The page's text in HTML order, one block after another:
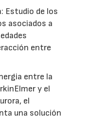
Estudio de los
asociados a
entre
entre la
y el
el
una solución